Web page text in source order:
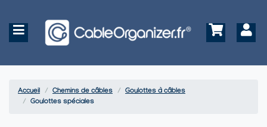
Accueil Chemins de câbles
Goulottes à câbles
Goulottes spéciales